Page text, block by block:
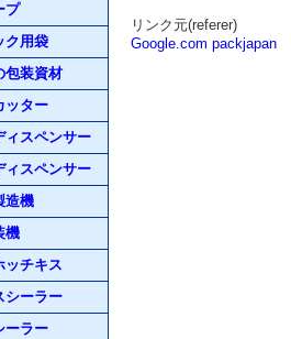
プ
ク用袋
包装資材
ッター
ィスペンサー
ィスペンサー
造機
機
ッチキス
シーラー
ーラー
リンク元(referer)
Google.com packjapan